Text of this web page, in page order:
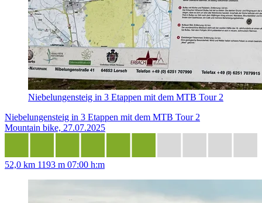
Niebelungensteig in 3 Etappen mit dem MTB Tour 2
Niebelungensteig in 3 Etappen mit dem MTB Tour 2
Mountain bike, 27.07.2025
52,0 km 1193 m 07:00 h:m